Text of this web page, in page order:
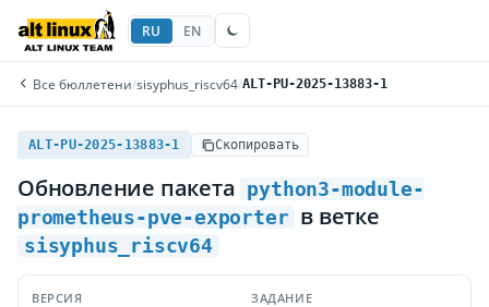
RU EN
Все бюллетени/sisyphus_riscv64/ALT-PU-2025-13883-1
ALT-PU-2025-13883-1 Скопировать
Обновление пакета
python3-module-
prometheus-pve-exporter в ветке
sisyphus_riscv64
ВЕРСИЯ
ЗАДАНИЕ